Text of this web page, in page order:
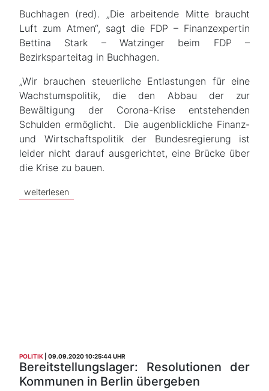
Buchhagen (red). „Die arbeitende Mitte braucht
Luft zum Atmen“, sagt die FDP – Finanzexpertin
Bettina Stark – Watzinger beim FDP –
Bezirksparteitag in Buchhagen.
„Wir brauchen steuerliche Entlastungen für eine
Wachstumspolitik, die den Abbau der zur
Bewältigung der Corona-Krise entstehenden
Schulden ermöglicht. Die augenblickliche Finanz-
und Wirtschaftspolitik der Bundesregierung ist
leider nicht darauf ausgerichtet, eine Brücke über
die Krise zu bauen.
weiterlesen
POLITIK 09.09.2020 10:25:44 UHR
Bereitstellungslager: Resolutionen der
Kommunen in Berlin übergeben